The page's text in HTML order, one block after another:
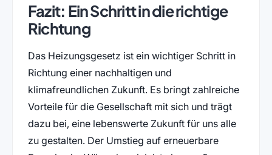
Fazit: Ein Schritt in die richtige
Richtung
Das Heizungsgesetz ist ein wichtiger Schritt in
Richtung einer nachhaltigen und
klimafreundlichen Zukunft. Es bringt zahlreiche
Vorteile für die Gesellschaft mit sich und trägt
dazu bei, eine lebenswerte Zukunft für uns alle
zu gestalten. Der Umstieg auf erneuerbare